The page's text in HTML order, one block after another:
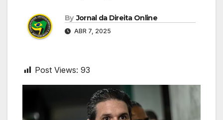
By Jornal da Direita Online
ABR 7, 2025
Post Views: 93